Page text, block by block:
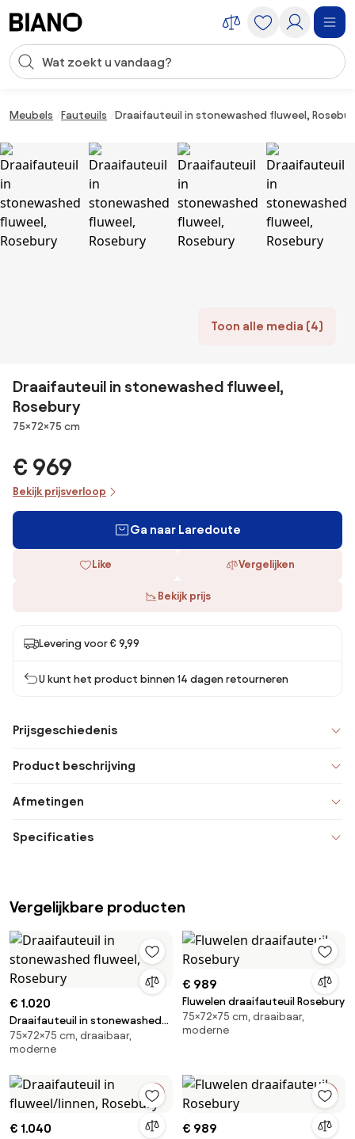
Zoekopdracht invoeren
Meubels Fauteuils Draaifauteuil in stonewashed fluweel,
Toon alle media (4)
Draaifauteuil in stonewashed fluweel,
Rosebury
Afmetingen
75×72×75 cm
€ 969
Bekijk prijsverloop
Ga naar Laredoute
Like Vergelijken
Bekijk prijs
Levering voor € 9,99
U kunt het product binnen 14 dagen retourneren
Prijsgeschiedenis
Product beschrijving
Afmetingen
Specificaties
Vergelijkbare producten
€ 1.020
Draaifauteuil in stonewashed
fluweel, Rosebury
75×72×75 cm, draaibaar,
moderne
€ 989
Fluwelen draaifauteuil Rosebury
75×72×75 cm, draaibaar,
moderne
€ 1.040 € 989